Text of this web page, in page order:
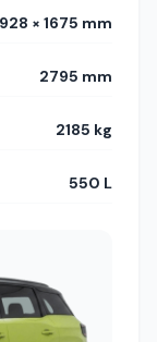
× 1675 mm
2795 mm
2185 kg
550 L